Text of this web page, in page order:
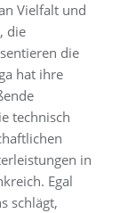
Vielfalt und
die
die
hat ihre
technisch
in
Egal
schlägt,